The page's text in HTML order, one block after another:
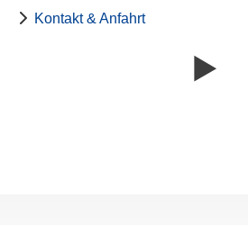
Kontakt & Anfahrt